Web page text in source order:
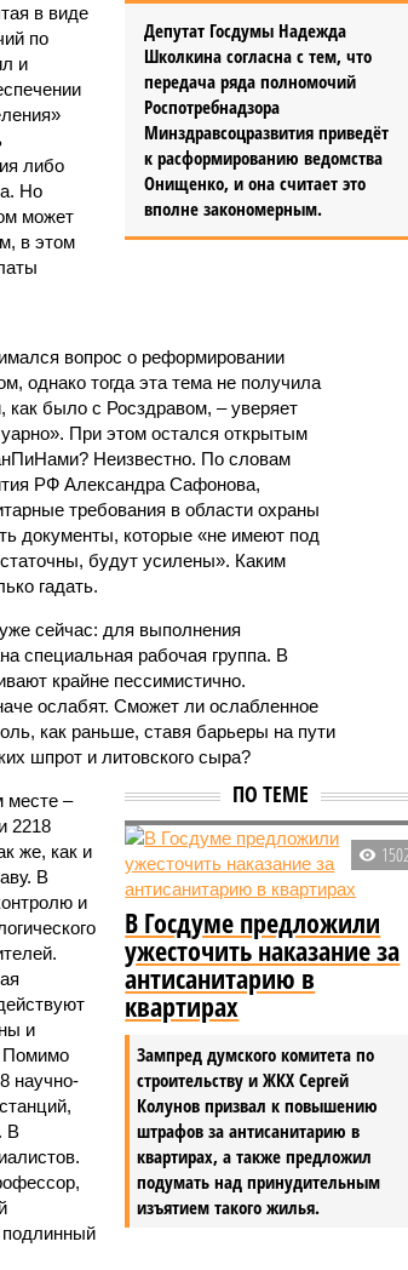
Депутат Госдумы Надежда
Школкина согласна с тем, что
передача ряда полномочий
Роспотребнадзора
Минздравсоцразвития приведёт
к расформированию ведомства
Онищенко, и она считает это
вполне закономерным.
в виде
по
и
либо
Но
может
в этом
вопрос о реформировании
однако тогда эта тема не получила
как было с Росздравом, – уверяет
При этом остался открытым
Неизвестно. По словам
РФ Александра Сафонова,
требования в области охраны
документы, которые «не имеют под
будут усилены». Каким
гадать.
сейчас: для выполнения
специальная рабочая группа. В
крайне пессимистично.
ослабят. Сможет ли ослабленное
как раньше, ставя барьеры на пути
шпрот и литовского сыра?
ПО ТЕМЕ
1502
В Госдуме предложили
ужесточить наказание за
антисанитарию в
квартирах
Зампред думского комитета по
строительству и ЖКХ Сергей
Колунов призвал к повышению
штрафов за антисанитарию в
квартирах, а также предложил
подумать над принудительным
изъятием такого жилья.
месте –
2218
же, как и
В
и
и
Помимо
научно-
В